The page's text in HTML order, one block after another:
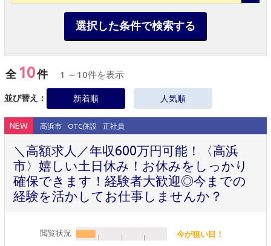
選択した条件で検索する
全 10件 1 ～10件を表示
並び替え： 新着順 人気順
NEW 高浜市 OTC併設 正社員
＼高額求人／年収600万円可能！〈高浜
市〉嬉しい土日休み！お休みをしっかり
確保できます！経験者大歓迎◎今までの
経験を活かしてお仕事しませんか？
閲覧状況 今が狙い目！